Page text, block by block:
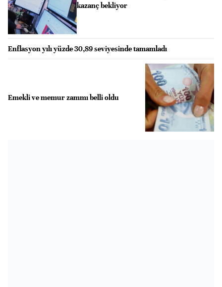
kazanç bekliyor
Enflasyon yılı yüzde 30,89 seviyesinde tamamladı
Emekli ve memur zammı belli oldu